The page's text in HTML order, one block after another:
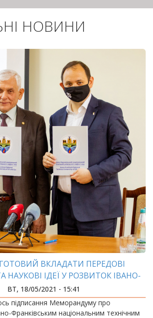
НОВИНИ
ВКЛАДАТИ ПЕРЕДОВІ
НАУКОВІ ІДЕЇ У РОЗВИТОК ІВАНО-
ФРАНКІВСЬКОЇ МОТГ
ВТ, 18/05/2021 - 15:41
підписання Меморандуму про
Франківським національним технічним